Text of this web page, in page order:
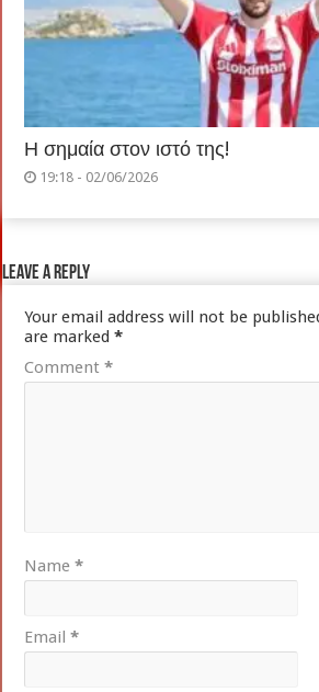
Η σημαία στον ιστό της!
19:18 - 02/06/2026
Leave a Reply
Your email address will not be
are marked*
Comment*
Name*
Email*